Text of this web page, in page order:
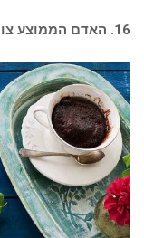
16. האדם הממוצע צורך כ 35 טון של מזון במהלך חייו